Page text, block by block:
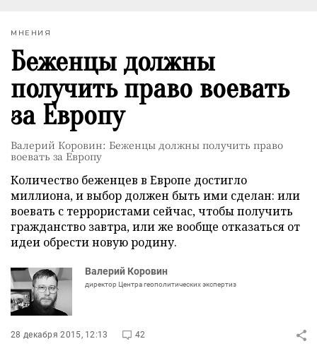
МНЕНИЯ
Беженцы должны
получить право воевать
за Европу
Валерий Коровин: Беженцы должны получить право
воевать за Европу
Количество беженцев в Европе достигло
миллиона, и выбор должен быть ими сделан: или
воевать с террористами сейчас, чтобы получить
гражданство завтра, или же вообще отказаться от
идеи обрести новую родину.
Валерий Коровин
директор Центра геополитических экспертиз
28 декабря 2015, 12:13 42